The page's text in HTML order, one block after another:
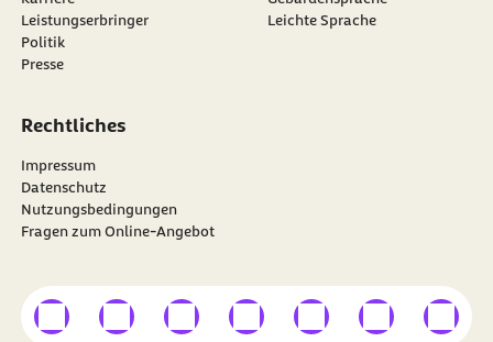
Leistungserbringer
Politik
Presse
Leichte Sprache
Rechtliches
Impressum
Datenschutz
Nutzungsbedingungen
Fragen zum Online-Angebot
Besuchen Sie dieBARMER auf
externer Linkexterner Linkexterner Linkexterner Linkexterner Linkexterner Link